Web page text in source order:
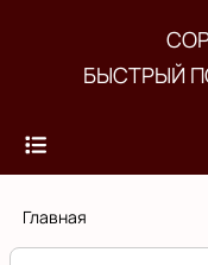
основномуБЫСТРЫЙ
Строка
Главная